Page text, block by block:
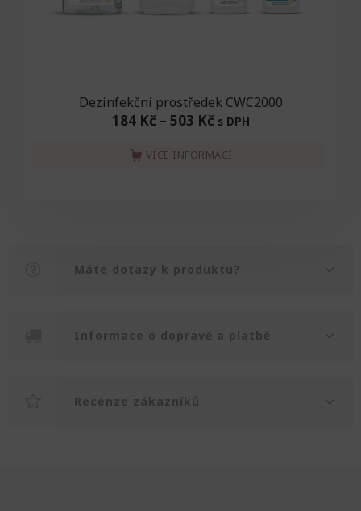
Dezinfekční prostředek CWC2000
184 Kč– 503 Kč s DPH
VÍCE INFORMACÍ
Máte dotazy k produktu?
Informace o dopravě a platbě
Recenze zákazníků